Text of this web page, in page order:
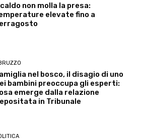
non molla la presa:
elevate fino a
nel bosco, il disagio di uno
bambini preoccupa gli esperti:
emerge dalla relazione
in Tribunale